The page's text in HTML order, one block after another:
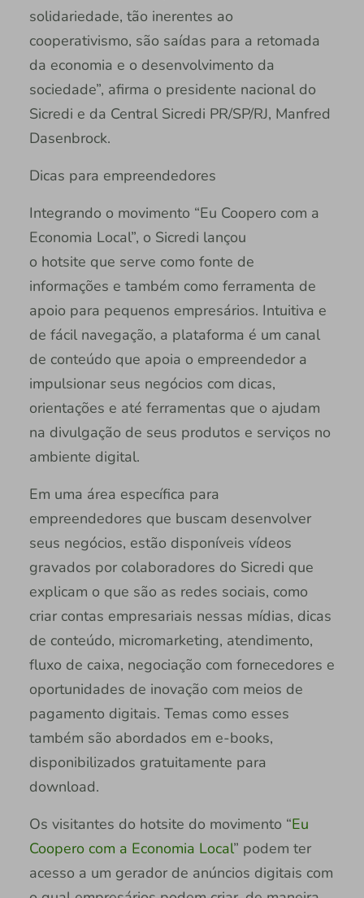
solidariedade, tão inerentes ao
cooperativismo, são saídas para a retomada
da economia e o desenvolvimento da
sociedade”, afirma o presidente nacional do
Sicredi e da Central Sicredi PR/SP/RJ, Manfred
Dasenbrock.
Dicas para empreendedores
Integrando o movimento “Eu Coopero com a
Economia Local”, o Sicredi lançou
o hotsite que serve como fonte de
informações e também como ferramenta de
apoio para pequenos empresários. Intuitiva e
de fácil navegação, a plataforma é um canal
de conteúdo que apoia o empreendedor a
impulsionar seus negócios com dicas,
orientações e até ferramentas que o ajudam
na divulgação de seus produtos e serviços no
ambiente digital.
Em uma área específica para
empreendedores que buscam desenvolver
seus negócios, estão disponíveis vídeos
gravados por colaboradores do Sicredi que
explicam o que são as redes sociais, como
criar contas empresariais nessas mídias, dicas
de conteúdo, micromarketing, atendimento,
fluxo de caixa, negociação com fornecedores e
oportunidades de inovação com meios de
pagamento digitais. Temas como esses
também são abordados em e-books,
disponibilizados gratuitamente para
download.
Os visitantes do hotsite do movimento “Eu
Coopero com a Economia Local” podem ter
acesso a um gerador de anúncios digitais com